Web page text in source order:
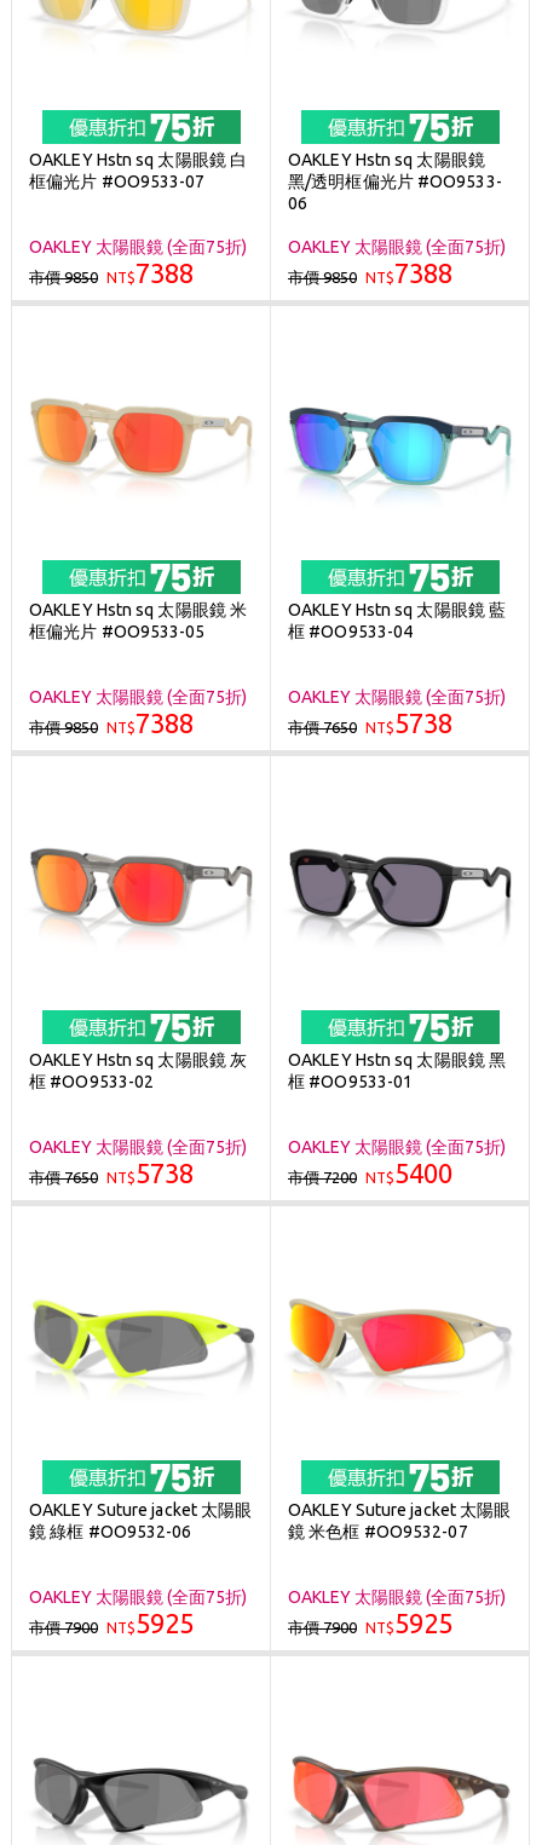
OAKLEY Hstn sq 太陽眼鏡 白
框偏光片 #OO9533-07
OAKLEY 太陽眼鏡 (全面75折)
市價 9850 NT$7388
OAKLEY Hstn sq 太陽眼鏡
黑/透明框偏光片 #OO9533-
06
OAKLEY 太陽眼鏡 (全面75折)
市價 9850 NT$7388
OAKLEY Hstn sq 太陽眼鏡 米
框偏光片 #OO9533-05
OAKLEY 太陽眼鏡 (全面75折)
市價 9850 NT$7388
OAKLEY Hstn sq 太陽眼鏡 藍
框 #OO9533-04
OAKLEY 太陽眼鏡 (全面75折)
市價 7650 NT$5738
OAKLEY Hstn sq 太陽眼鏡 灰
框 #OO9533-02
OAKLEY 太陽眼鏡 (全面75折)
市價 7650 NT$5738
OAKLEY Hstn sq 太陽眼鏡 黑
框 #OO9533-01
OAKLEY 太陽眼鏡 (全面75折)
市價 7200 NT$5400
OAKLEY Suture jacket 太陽眼
鏡 綠框 #OO9532-06
OAKLEY 太陽眼鏡 (全面75折)
市價 7900 NT$5925
OAKLEY Suture jacket 太陽眼
鏡 米色框 #OO9532-07
OAKLEY 太陽眼鏡 (全面75折)
市價 7900 NT$5925